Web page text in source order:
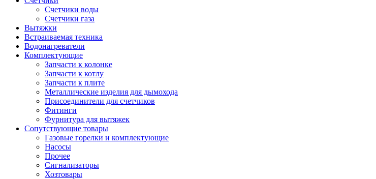
Счетчики воды
Счетчики газа
Вытяжки
Встраиваемая техника
Водонагреватели
Комплектующие
Запчасти к колонке
Запчасти к котлу
Запчасти к плите
Металлические изделия для дымохода
Присоединители для счетчиков
Фитинги
Фурнитура для вытяжек
Сопутствующие товары
Газовые горелки и комплектующие
Насосы
Прочее
Сигнализаторы
Хозтовары